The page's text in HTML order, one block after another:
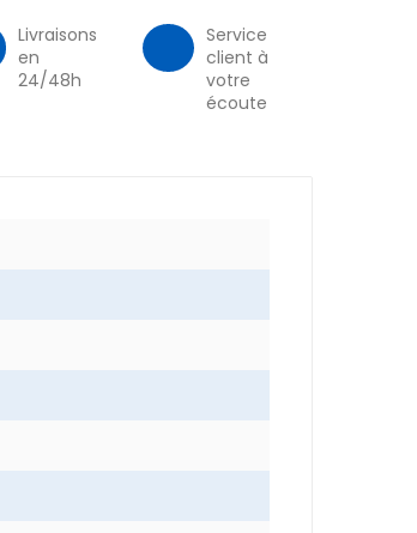
Livraisons
en
24/48h
Service
client à
votre
écoute